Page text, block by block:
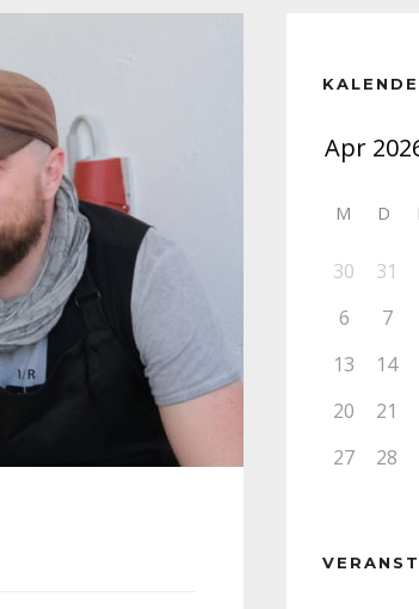
M D
30 31
6
7
13
14
20
21
27
28